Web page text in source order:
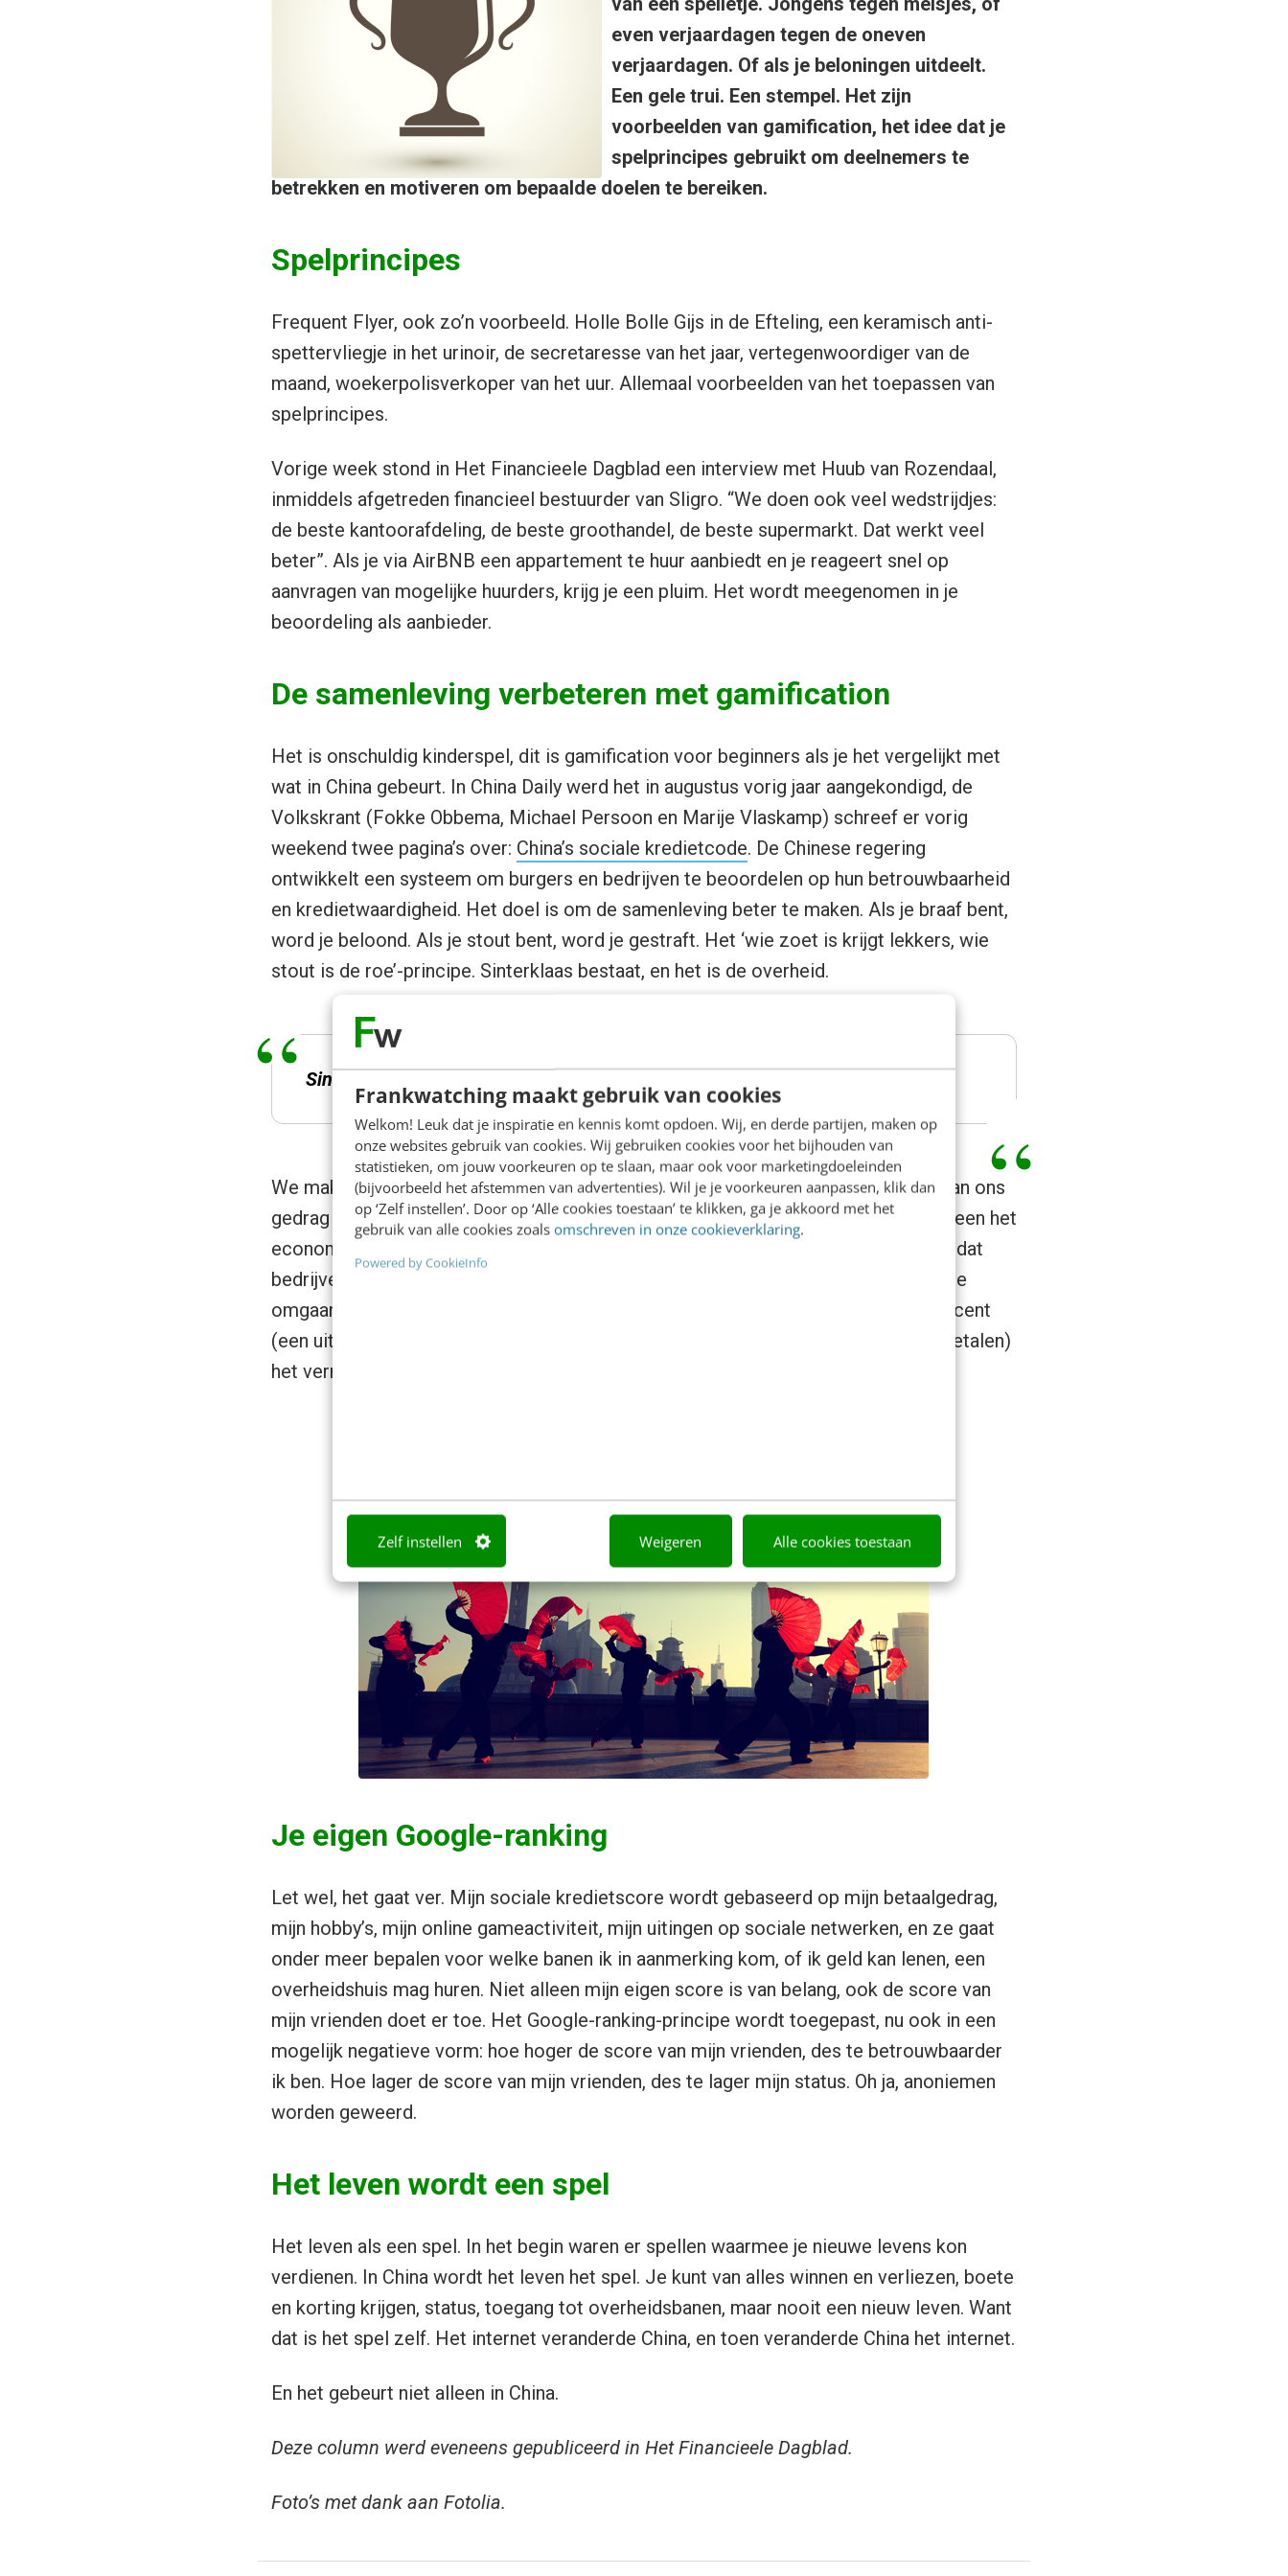
Frankwatching maakt gebruik van cookies
Welkom! Leuk dat je inspiratie en kennis komt opdoen. Wij, en derde partijen, maken op
onze websites gebruik van cookies. Wij gebruiken cookies voor het bijhouden van
statistieken, om jouw voorkeuren op te slaan, maar ook voor marketingdoeleinden
(bijvoorbeeld het afstemmen van advertenties). Wil je je voorkeuren aanpassen, klik dan
op ‘Zelf instellen’. Door op ‘Alle cookies toestaan’ te klikken, ga je akkoord met het
gebruik van alle cookies zoals omschreven in onze cookieverklaring.
Powered by CookieInfo
Zelf instellen Weigeren Alle cookies toestaan
even verjaardagen tegen de oneven
verjaardagen. Of als je beloningen uitdeelt.
Een gele trui. Een stempel. Het zijn
voorbeelden van gamification, het idee dat je
spelprincipes gebruikt om deelnemers te
betrekken en motiveren om bepaalde doelen te bereiken.
Spelprincipes
Frequent Flyer, ook zo’n voorbeeld. Holle Bolle Gijs in de Efteling, een keramisch anti-
spettervliegje in het urinoir, de secretaresse van het jaar, vertegenwoordiger van de
maand, woekerpolisverkoper van het uur. Allemaal voorbeelden van het toepassen van
spelprincipes.
Vorige week stond in Het Financieele Dagblad een interview met Huub van Rozendaal,
inmiddels afgetreden financieel bestuurder van Sligro. “We doen ook veel wedstrijdjes:
de beste kantoorafdeling, de beste groothandel, de beste supermarkt. Dat werkt veel
beter”. Als je via AirBNB een appartement te huur aanbiedt en je reageert snel op
aanvragen van mogelijke huurders, krijg je een pluim. Het wordt meegenomen in je
beoordeling als aanbieder.
De samenleving verbeteren met gamification
Het is onschuldig kinderspel, dit is gamification voor beginners als je het vergelijkt met
wat in China gebeurt. In China Daily werd het in augustus vorig jaar aangekondigd, de
Volkskrant (Fokke Obbema, Michael Persoon en Marije Vlaskamp) schreef er vorig
weekend twee pagina’s over: China’s sociale kredietcode. De Chinese regering
ontwikkelt een systeem om burgers en bedrijven te beoordelen op hun betrouwbaarheid
en kredietwaardigheid. Het doel is om de samenleving beter te maken. Als je braaf bent,
word je beloond. Als je stout bent, word je gestraft. Het ‘wie zoet is krijgt lekkers, wie
stout is de roe’-principe. Sinterklaas bestaat, en het is de overheid.
Sinterklaas bestaat, en het is de overheid.
We maken het een Orwelliaanse overheid wel makkelijk. Een steeds groter deel van ons
gedrag leveren we gedigitaliseerd aan, we tikken onze eigen ponskaarten. Niet alleen het
economisch gedrag, ook ons sociaal leven. In het westen denken de naïevelingen dat
bedrijven als Facebook, Google en Amazon daar op een verantwoorde manier mee
omgaan. Maar in China liggen de verhoudingen anders. Daar is het de vraag of Tencent
(een uitgebreide WhatsApp), Baidu (Google), Alibaba (Amazon/eBay) en Alipay (betalen)
het vermogen en de wil hebben om de druk van de overheid te weerstaan.
Je eigen Google-ranking
Let wel, het gaat ver. Mijn sociale kredietscore wordt gebaseerd op mijn betaalgedrag,
mijn hobby’s, mijn online gameactiviteit, mijn uitingen op sociale netwerken, en ze gaat
onder meer bepalen voor welke banen ik in aanmerking kom, of ik geld kan lenen, een
overheidshuis mag huren. Niet alleen mijn eigen score is van belang, ook de score van
mijn vrienden doet er toe. Het Google-ranking-principe wordt toegepast, nu ook in een
mogelijk negatieve vorm: hoe hoger de score van mijn vrienden, des te betrouwbaarder
ik ben. Hoe lager de score van mijn vrienden, des te lager mijn status. Oh ja, anoniemen
worden geweerd.
Het leven wordt een spel
Het leven als een spel. In het begin waren er spellen waarmee je nieuwe levens kon
verdienen. In China wordt het leven het spel. Je kunt van alles winnen en verliezen, boete
en korting krijgen, status, toegang tot overheidsbanen, maar nooit een nieuw leven. Want
dat is het spel zelf. Het internet veranderde China, en toen veranderde China het internet.
En het gebeurt niet alleen in China.
Deze column werd eveneens gepubliceerd in Het Financieele Dagblad.
Foto’s met dank aan Fotolia.